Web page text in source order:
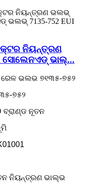
ନିୟନ୍ତ୍ରଣ
ଭାଲ୍...
ରେଳ ଭଲଭ ୭୧୩୫-୭୫୨
୭୫୨
ବ୍ରାଣ୍ଡ ନୂତନ